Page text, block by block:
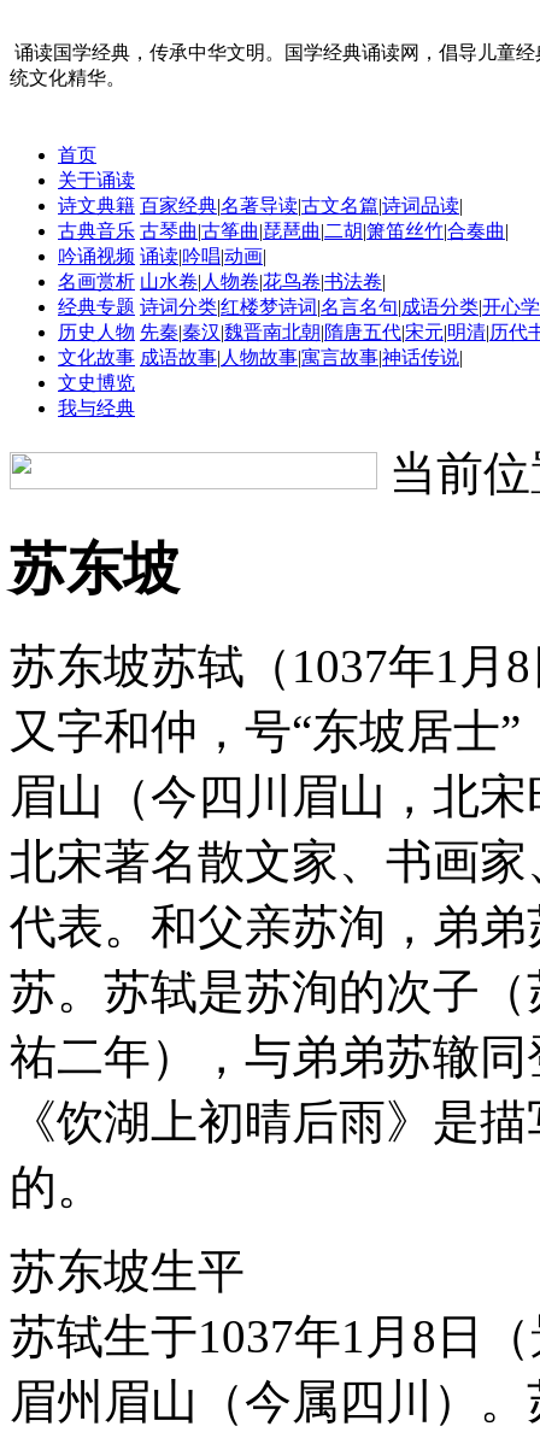
诵读国学经典，传承中华文明。国学经典诵读网，倡导儿童
统文化精华。
首页
关于诵读
诗文典籍 百家经典|名著导读|古文名篇|诗词品读|
古典音乐 古琴曲|古筝曲|琵琶曲|二胡|箫笛丝竹|合奏曲|
吟诵视频 诵读|吟唱|动画|
名画赏析 山水卷| 人物卷|花鸟卷|书法卷|
经典专题 诗词分类|红楼梦诗词|名言名句|成语分类|开心
历史人物 先秦|秦汉|魏晋南北朝|隋唐五代|宋元|明清|历代
文化故事 成语故事| 人物故事|寓言故事|神话传说|
文史博览
我与经典
当前
苏东坡
苏东坡苏轼（1037年1月
又字和仲，号“东坡居士
眉山（今四川眉山，北
北宋著名散文家、书画
代表。和父亲苏洵，弟
苏。苏轼是苏洵的次子
祐二年），与弟弟苏辙
《饮湖上初晴后雨》是
的。
苏东坡生平
苏轼生于1037年1月8日
眉州眉山（今属四川）